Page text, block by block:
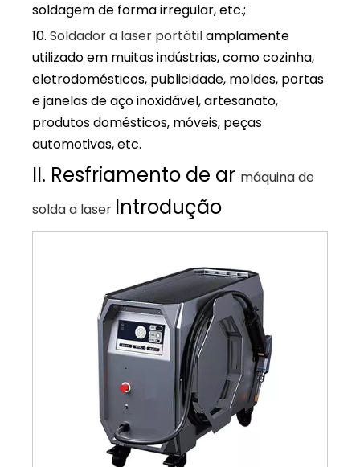
soldagem de forma irregular, etc.;
10. Soldador a laser portátilamplamente
utilizado em muitas indústrias, como cozinha,
eletrodomésticos, publicidade, moldes, portas
e janelas de aço inoxidável, artesanato,
produtos domésticos, móveis, peças
automotivas, etc.
II. Resfriamento de ar máquina de
solda a laser Introdução